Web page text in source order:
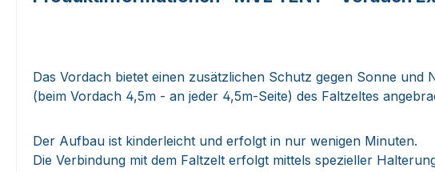
Das Vordach bietet einen zusätzlichen Schutz gegen Sonne und
(beim Vordach 4,5m - an jeder 4,5m-Seite) des Faltzeltes
Der Aufbau ist kinderleicht und erfolgt in nur wenigen Minuten.
Die Verbindung mit dem Faltzelt erfolgt mittels spezieller